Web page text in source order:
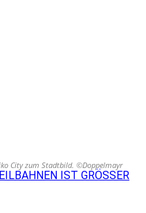
City zum Stadtbild. ©Doppelmayr
IST GRÖSSER G